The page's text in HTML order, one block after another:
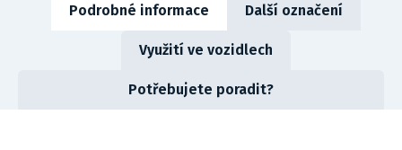
Podrobné informace Další označení
Využití ve vozidlech
Potřebujete poradit?